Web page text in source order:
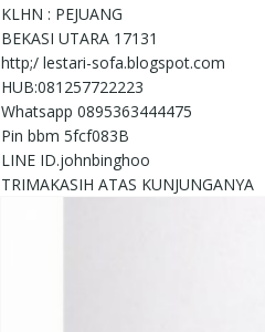
KLHN : PEJUANG
BEKASI UTARA 17131
http;/ lestari-sofa.blogspot.com
HUB:081257722223
Whatsapp 0895363444475
Pin bbm 5fcf083B
LINE ID.johnbinghoo
TRIMAKASIH ATAS KUNJUNGANYA